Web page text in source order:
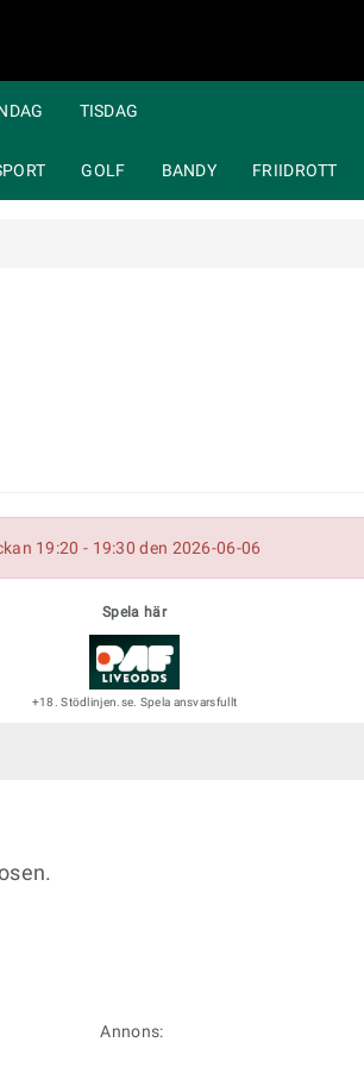
TISDAG
GOLF BANDY FRIIDROTT
19:20 - 19:30 den 2026-06-06
Spela här
+18. Stödlinjen.se. Spela ansvarsfullt
Annons: